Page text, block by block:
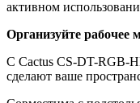
активном
Организуйте рабочее
С Cactus CS-DT-RGB-
сделают ваше